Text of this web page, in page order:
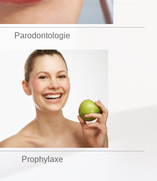
Parodontologie
Prophylaxe